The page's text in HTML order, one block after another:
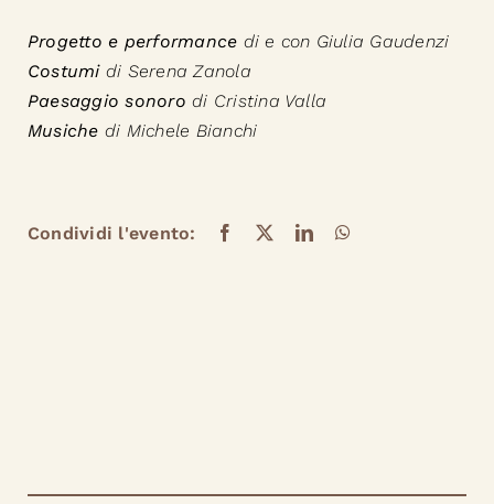
Progetto e performance di e con Giulia Gaudenzi
Costumidi Serena Zanola
Paesaggio sonoro di Cristina Valla
Musiche di Michele Bianchi
Condividi l'evento: